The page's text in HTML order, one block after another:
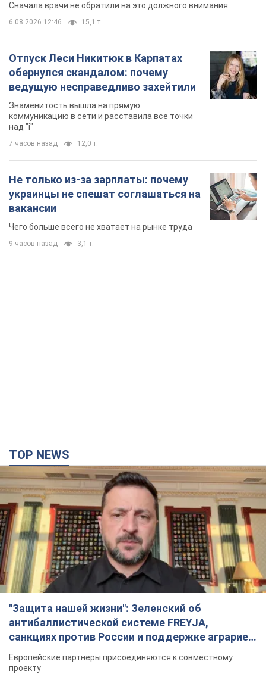
Сначала врачи не обратили на это должного внимания
6.08.2026 12:46 15,1 т.
Отпуск Леси Никитюк в Карпатах
обернулся скандалом: почему
ведущую несправедливо захейтили
Знаменитость вышла на прямую
коммуникацию в сети и расставила все точки
над "i"
7 часов назад 12,0 т.
Не только из-за зарплаты: почему
украинцы не спешат соглашаться на
вакансии
Чего больше всего не хватает на рынке труда
9 часов назад 3,1 т.
TOP NEWS
"Защита нашей жизни": Зеленский об
антибаллистической системе FREYJA,
санкциях против России и поддержке аграриев.
Видео
Европейские партнеры присоединяются к совместному
проекту